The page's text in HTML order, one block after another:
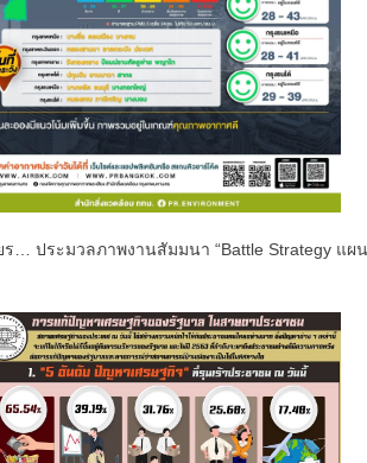
ยร… ประมวลภาพงานสัมมนา “Battle Strategy แ